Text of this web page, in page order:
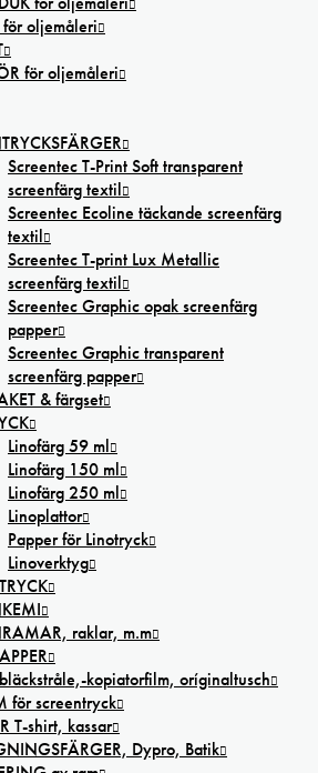
för oljemåleri
för oljemåleri
Screentec T-Print Soft transparent
screenfärg textil
Screentec Ecoline täckande screenfärg
textil
Screentec T-print Lux Metallic
screenfärg textil
Screentec Graphic opak screenfärg
papper
Screentec Graphic transparent
screenfärg papper
& färgset
Linofärg 59 ml
Linofärg 150 ml
Linofärg 250 ml
Linoplattor
Papper för Linotryck
Linoverktyg
raklar, m.m
kopiatorfilm, oríginaltusch
för screentryck
T-shirt, kassar
Dypro, Batik